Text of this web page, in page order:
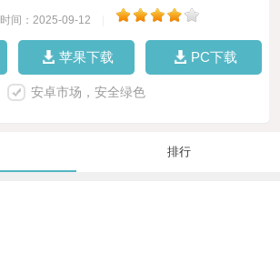
时间：2025-09-12
苹果下载 PC下载
安卓市场，安全绿色
排行